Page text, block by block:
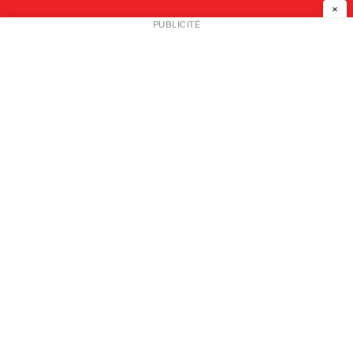
NEWSLETTER
×
PUBLICITÉ